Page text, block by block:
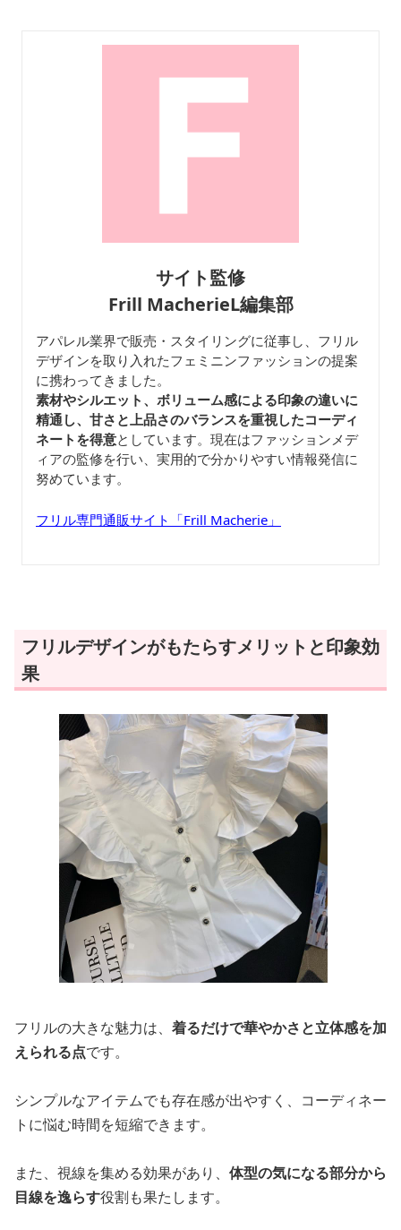
サイト監修
Frill MacherieL編集部
アパレル業界で販売・スタイリングに従事し、フリル
デザインを取り入れたフェミニンファッションの提案
に携わってきました。
素材やシルエット、ボリューム感による印象の違いに
精通し、甘さと上品さのバランスを重視したコーディ
ネートを得意としています。現在はファッションメデ
ィアの監修を行い、実用的で分かりやすい情報発信に
努めています。
フリル専門通販サイト「Frill Macherie」
フリルデザインがもたらすメリットと印象効
果
フリルの大きな魅力は、 着るだけで華やかさと立体感を加
えられる点です。
シンプルなアイテムでも存在感が出やすく、コーディネー
トに悩む時間を短縮できます。
また、視線を集める効果があり、 体型の気になる部分から
目線を逸らす役割も果たします。